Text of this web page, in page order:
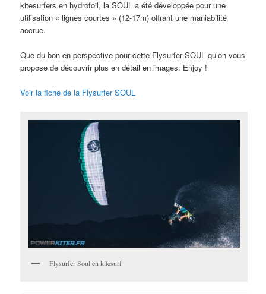
kitesurfers en hydrofoil, la SOUL a été développée pour une
utilisation « lignes courtes » (12-17m) offrant une maniabilité
accrue.
Que du bon en perspective pour cette Flysurfer SOUL qu’on vous
propose de découvrir plus en détail en images. Enjoy !
Voir la fiche de la Flysurfer SOUL
Flysurfer Soul en kitesurf